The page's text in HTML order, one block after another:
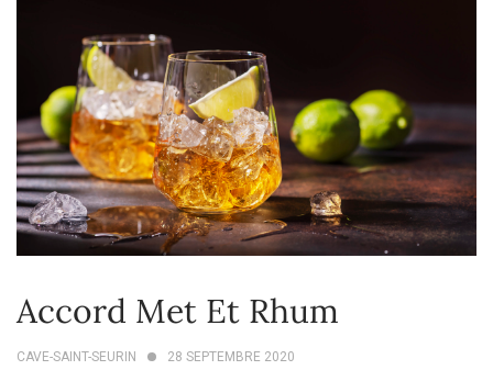
Accord Met Et Rhum
CAVE-SAINT-SEURIN
28 SEPTEMBRE 2020